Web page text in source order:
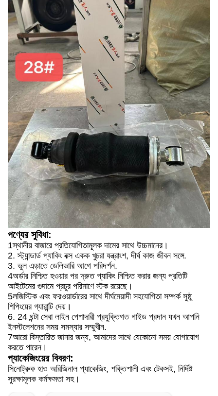
পণ্যের সুবিধা:
1স্থানীয় বাজারে প্রতিযোগিতামূলক দামের সাথে উচ্চমানের।
2. স্ট্যান্ডার্ড প্যাকিং বক্স একক খুচরা যন্ত্রাংশ, দীর্ঘ কাজ জীবন সঙ্গে.
3. ভুল এড়াতে ডেলিভারি আগে পরিদর্শন.
4অর্ডার নিশ্চিত হওয়ার পর দ্রুত প্যাকিং নিশ্চিত করার জন্য প্রতিটি
আইটেমের গুদামে প্রচুর পরিমাণে স্টক রয়েছে।
5লজিস্টিক এবং ফরওয়ার্ডারের সাথে দীর্ঘমেয়াদী সহযোগিতা সম্পর্ক সুষ্ঠু
শিপিংয়ের গ্যারান্টি দেয়।
6. 24 ঘন্টা সেবা লাইন পেশাদারী প্রযুক্তিগত গাইড প্রদান যখন আপনি
ইনস্টলেশনের সময় সমস্যার সম্মুখীন.
7আরো বিস্তারিত জানার জন্য, আমাদের সাথে যেকোনো সময় যোগাযোগ
করতে পারেন।
প্যাকেজিংয়ের বিবরণ:
সিনোট্রুক হাও অরিজিনাল প্যাকেজিং, শক্তিশালী এবং টেকসই, নির্দিষ্ট
সুরক্ষামূলক কর্মক্ষমতা সহ।